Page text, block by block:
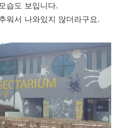
습도 보입니다.
워서 나와있지 않더라구요.